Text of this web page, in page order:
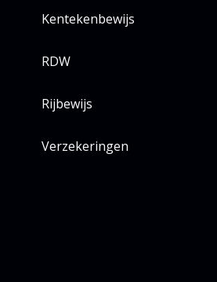
Kentekenbewijs
RDW
Rijbewijs
Verzekeringen